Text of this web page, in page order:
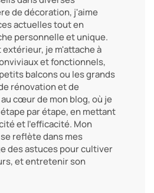
de décoration, j'aime
actuelles tout en
personnelle et unique.
je m'attache à
et fonctionnels,
balcons ou les grands
rénovation et de
cœur de mon blog, où je
par étape, en mettant
et l'efficacité. Mon
reflète dans mes
des astuces pour cultiver
et entretenir son